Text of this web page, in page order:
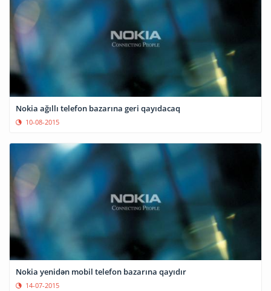
Nokia ağıllı telefon bazarına geri qayıdacaq
10-08-2015
Nokia yenidən mobil telefon bazarına qayıdır
14-07-2015